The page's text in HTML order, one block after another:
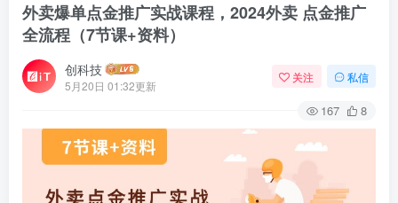
外卖爆单点金推广实战课程，2024外卖 点金推广
全流程（7节课+资料）
创科技
5月20日 01:32更新
关注 私信
167 8